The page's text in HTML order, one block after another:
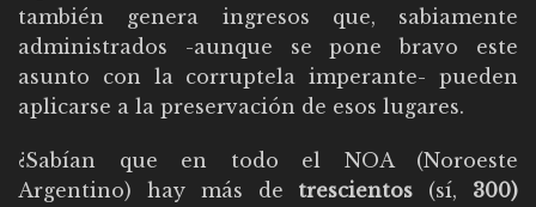
también genera ingresos que, sabiamente
administrados -aunque se pone bravo este
asunto con la corruptela imperante- pueden
aplicarse a la preservación de esos lugares.
¿Sabían que en todo el NOA (Noroeste
Argentino) hay más de trescientos (sí, 300)